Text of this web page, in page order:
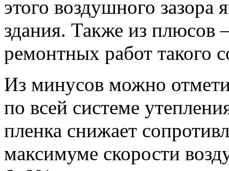
этого воздушного зазора
здания. Также из плюсов
ремонтных работ такого
Из минусов можно
по всей системе
пленка снижает
максимуме скорости